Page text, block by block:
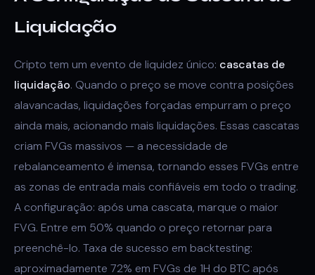
Liquidação
Cripto tem um evento de liquidez único: cascatas de
liquidação. Quando o preço se move contra posições
alavancadas, liquidações forçadas empurram o preço
ainda mais, acionando mais liquidações. Essas cascatas
criam FVGs massivos — a necessidade de
rebalanceamento é imensa, tornando esses FVGs entre
as zonas de entrada mais confiáveis em todo o trading.
A configuração: após uma cascata, marque o maior
FVG. Entre em 50% quando o preço retornar para
preenchê-lo. Taxa de sucesso em backtesting:
aproximadamente 72% em FVGs de 1H do BTC após